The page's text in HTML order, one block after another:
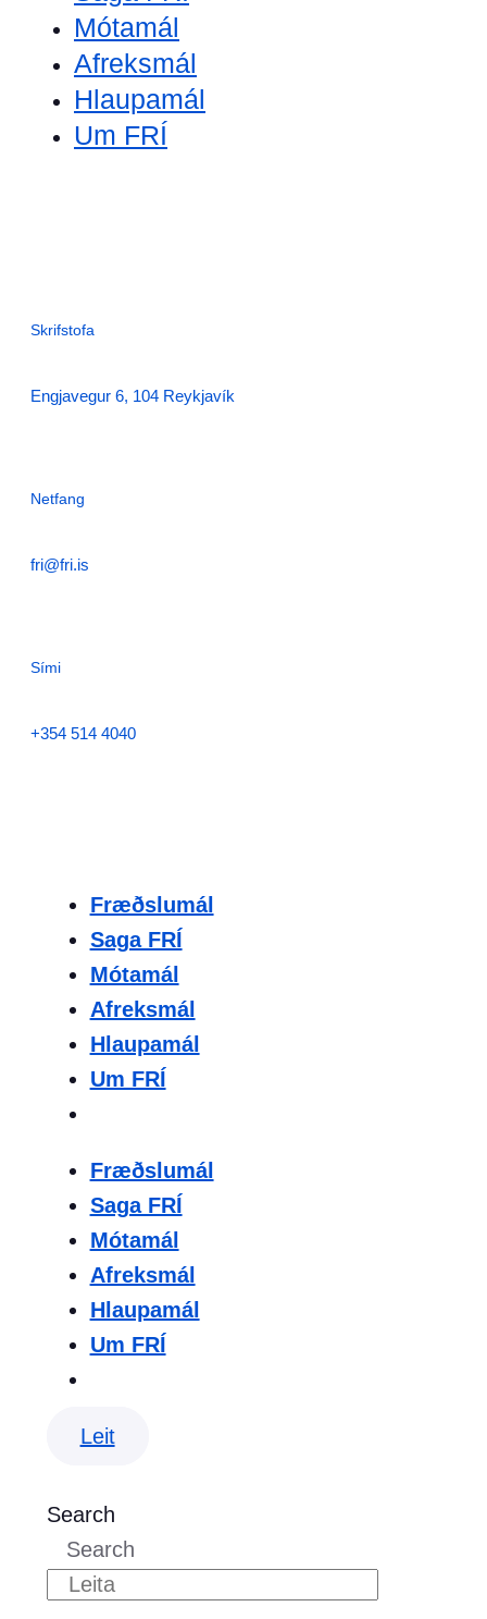
Mótamál
Afreksmál
Hlaupamál
Um FRÍ
Skrifstofa
Engjavegur 6, 104 Reykjavík
Netfang
fri@fri.is
Sími
+354 514 4040
Fræðslumál
Saga FRÍ
Mótamál
Afreksmál
Hlaupamál
Um FRÍ
Fræðslumál
Saga FRÍ
Mótamál
Afreksmál
Hlaupamál
Um FRÍ
Leit
Search
Search